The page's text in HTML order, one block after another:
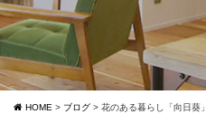
HOME > ブログ > 花のある暮らし「向日葵」